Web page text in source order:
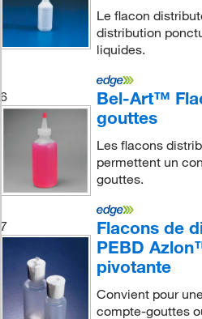
Le flacon
distribution
liquides.
6
Bel-Art™
gouttes
Les flacons
permettent un
gouttes.
7
Flacons de
PEBD
pivotante
Convient pour
compte-gouttes